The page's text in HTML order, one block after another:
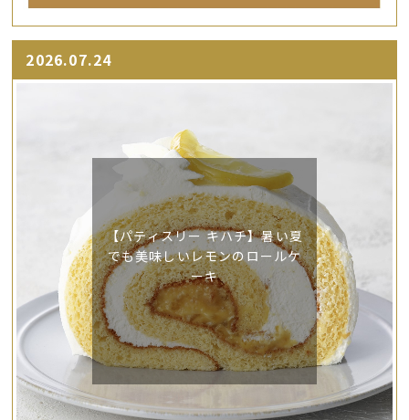
2026.07.24
【パティスリー キハチ】暑い夏
でも美味しいレモンのロールケ
ーキ